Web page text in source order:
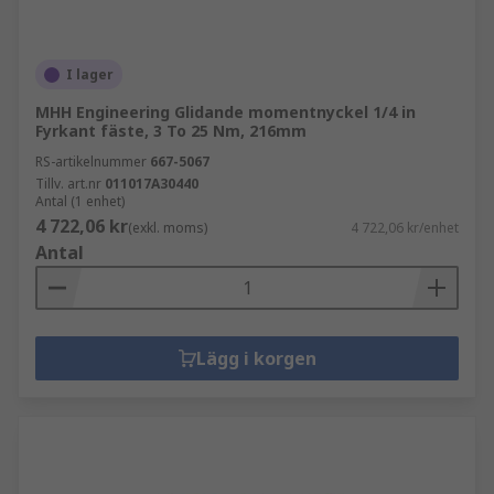
I lager
MHH Engineering Glidande momentnyckel 1/4 in
Fyrkant fäste, 3 To 25 Nm, 216mm
RS-artikelnummer 667-5067
Tillv. art.nr 011017A30440
Antal (1 enhet)
4 722,06 kr(exkl. moms) 4 722,06 kr/enhet
Antal
Lägg i korgen